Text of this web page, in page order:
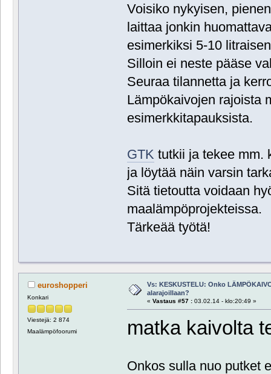
Voisiko nykyisen,
laittaa jonkin
esimerkiksi 5-10
Silloin ei neste pääse
Seuraa tilannetta ja
Lämpökaivojen rajoista
esimerkkitapauksista.
GTK tutkii ja tekee mm.
ja löytää näin varsin
Sitä tietoutta voidaan
maalämpöprojekteissa.
Tärkeää työtä!
euroshopperi
Konkari
Viestejä: 2 874
Maalämpöfoorumi
Vs: KESKUSTELU: Onko
alarajoillaan?
« Vastaus #57 :03.02.14 - klo:20:49 »
matka kaivolta
Onkos sulla nuo putket